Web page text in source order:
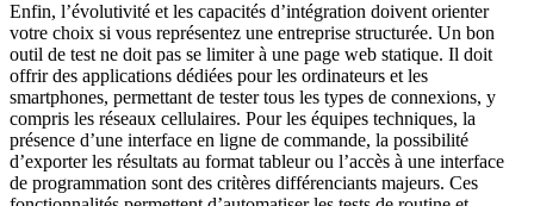
Enfin, l’évolutivité et les capacités d’intégration doivent orienter
votre choix si vous représentez une entreprise structurée. Un bon
outil de test ne doit pas se limiter à une page web statique. Il doit
offrir des applications dédiées pour les ordinateurs et les
smartphones, permettant de tester tous les types de connexions, y
compris les réseaux cellulaires. Pour les équipes techniques, la
présence d’une interface en ligne de commande, la possibilité
d’exporter les résultats au format tableur ou l’accès à une interface
de programmation sont des critères différenciants majeurs. Ces